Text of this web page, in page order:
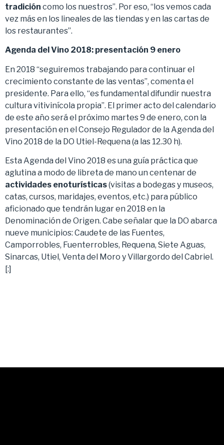
tradición como los nuestros”. Por eso, “los vemos cada
vez más en los lineales de las tiendas y en las cartas de
los restaurantes”.
Agenda del Vino 2018: presentación 9 enero
En 2018 “seguiremos trabajando para continuar el
crecimiento constante de las ventas”, comenta el
presidente. Para ello, “es fundamental difundir nuestra
cultura vitivinícola propia”. El primer acto del calendario
de este año será el próximo martes 9 de enero, con la
presentación en el Consejo Regulador de la Agenda del
Vino 2018 de la DO Utiel-Requena (a las 12.30 h).
Esta Agenda del Vino 2018 es una guía práctica que
aglutina a modo de libreta de mano un centenar de
actividades enoturísticas(visitas a bodegas y museos,
catas, cursos, maridajes, eventos, etc.) para público
aficionado que tendrán lugar en 2018 en la
Denominación de Origen. Cabe señalar que la DO abarca
nueve municipios: Caudete de las Fuentes,
Camporrobles, Fuenterrobles, Requena, Siete Aguas,
Sinarcas, Utiel, Venta del Moro y Villargordo del Cabriel.
[:]